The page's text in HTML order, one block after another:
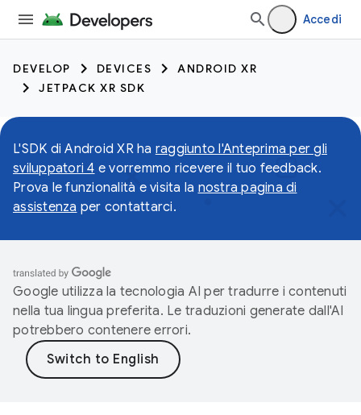
Accedi
DEVELOP DEVICES
ANDROID XR
JETPACK XR SDK
L'SDK di Android XR ha raggiunto l'Anteprima per gli
sviluppatori 4 e vorremmo ricevere il tuo feedback.
Prova le funzionalità e visita la nostra pagina di
assistenza per contattarci.
Google utilizza la tecnologia AI per tradurre i contenuti
nella tua lingua preferita. Le traduzioni generate dall'AI
potrebbero contenere errori.